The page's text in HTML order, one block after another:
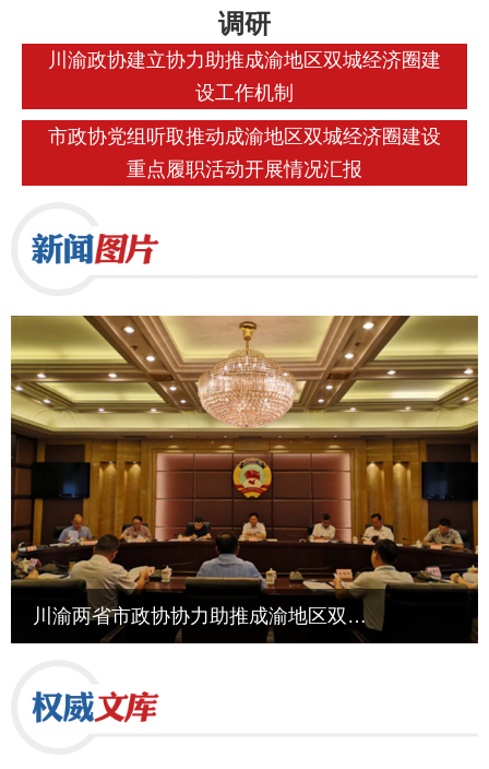
调研
川渝政协建立协力助推成渝地区双城经济圈建
设工作机制
市政协党组听取推动成渝地区双城经济圈建设
重点履职活动开展情况汇报
川渝两省市政协协力助推成渝地区双城经济圈建设联合办公室第一次会议在蓉召开